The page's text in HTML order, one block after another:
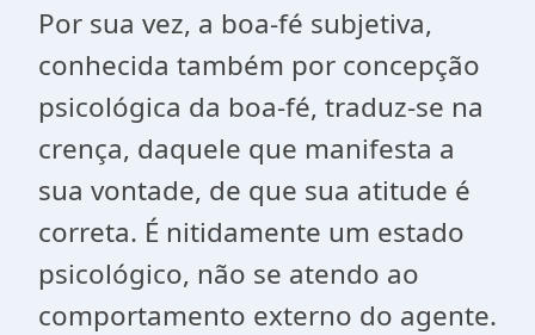
Por sua vez, a boa-fé subjetiva,
conhecida também por concepção
psicológica da boa-fé, traduz-se na
crença, daquele que manifesta a
sua vontade, de que sua atitude é
correta. É nitidamente um estado
psicológico, não se atendo ao
comportamento externo do agente.